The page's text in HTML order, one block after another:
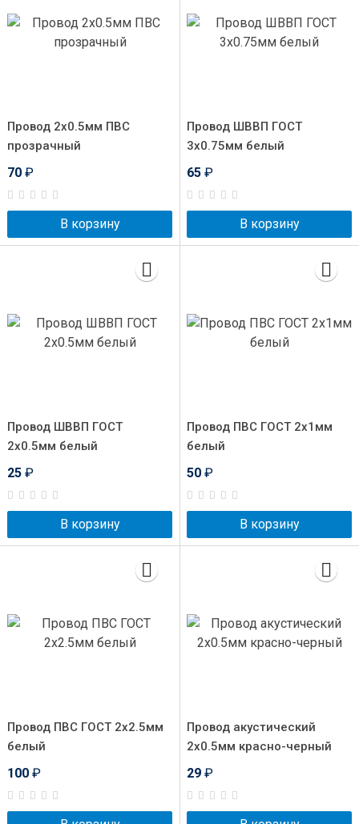
Провод 2x0.5мм ПВС
прозрачный
70 ₽
В корзину
Провод ШВВП ГОСТ
3x0.75мм белый
65 ₽
В корзину
Провод ШВВП ГОСТ
2x0.5мм белый
25 ₽
В корзину
Провод ПВС ГОСТ 2x1мм
белый
50 ₽
В корзину
Провод ПВС ГОСТ 2x2.5мм
белый
100 ₽
Провод акустический
2x0.5мм красно-черный
29 ₽